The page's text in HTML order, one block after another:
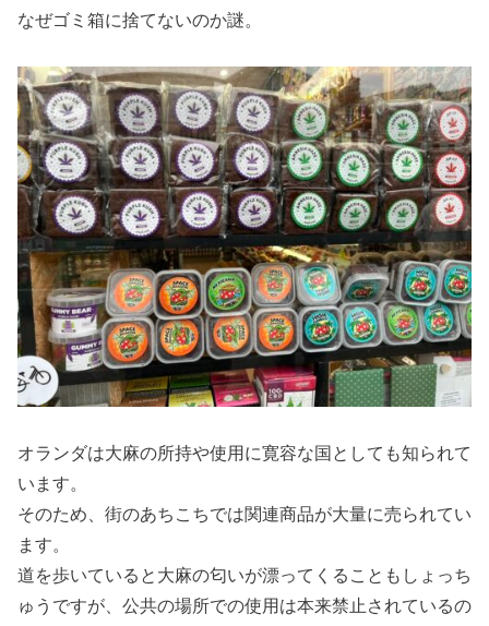
なぜゴミ箱に捨てないのか謎。
オランダは大麻の所持や使用に寛容な国としても知られて
います。
そのため、街のあちこちでは関連商品が大量に売られてい
ます。
道を歩いていると大麻の匂いが漂ってくることもしょっち
ゅうですが、公共の場所での使用は本来禁止されているの